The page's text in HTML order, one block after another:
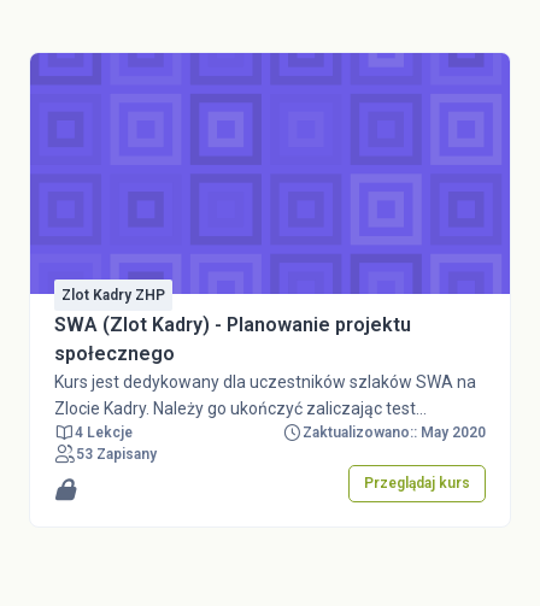
Zlot Kadry ZHP
SWA (Zlot Kadry) - Planowanie projektu
społecznego
Kurs jest dedykowany dla uczestników szlaków SWA na
Zlocie Kadry. Należy go ukończyć zaliczając test
podsumowujący przed rozpoczęciem Zlotu.Hasło
dostępu dla gości: SWA_planowanie (goście nie mogą
oglądać ani rozwiązywać quizów).
4 Lekcje
Zaktualizowano:: May 2020
53 Zapisany
Przeglądaj kurs